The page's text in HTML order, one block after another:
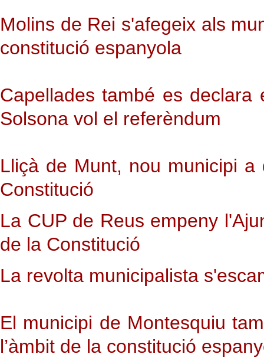
Molins de Rei s'afegeix als
constitució espanyola
Capellades també es
Solsona vol el referèndum
Lliçà de Munt, nou municipi
Constitució
La CUP de Reus empeny
de la Constitució
La revolta municipalista
El municipi de Montesquiu
l’àmbit de la constitució